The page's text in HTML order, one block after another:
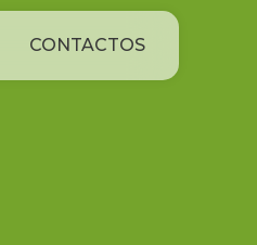
CONTACTOS